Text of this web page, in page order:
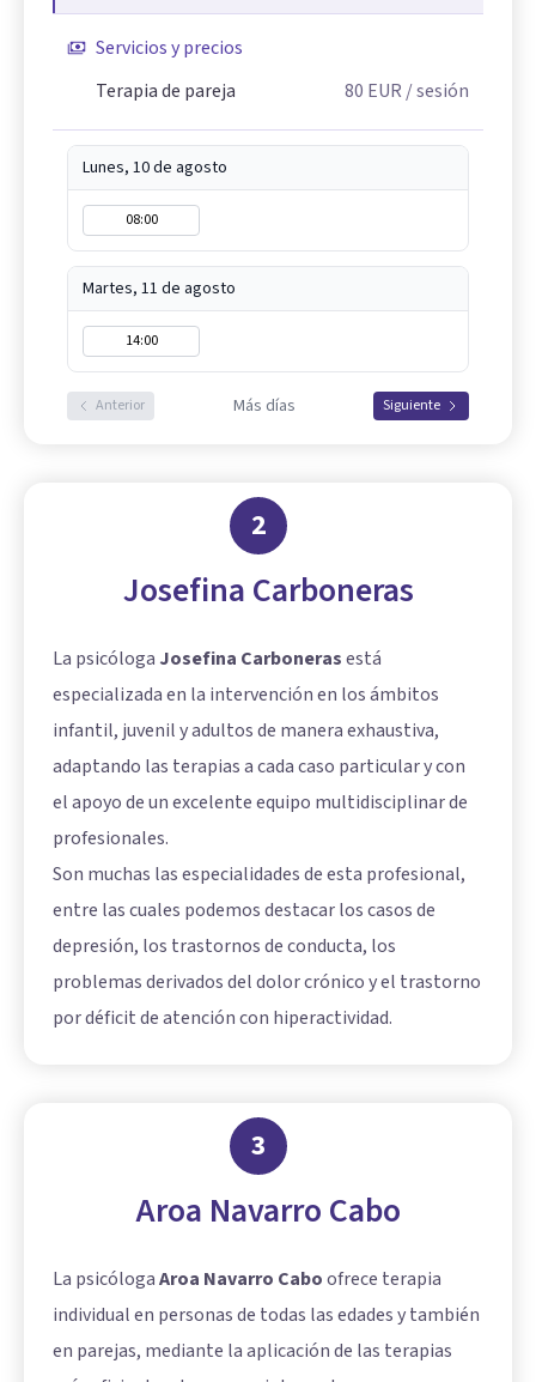
Servicios y precios
Terapia de pareja
80 EUR / sesión
Lunes, 10 de agosto
08:00
Martes, 11 de agosto
14:00
Anterior Más días Siguiente
2
Josefina Carboneras
La psicóloga Josefina Carbonerasestá
especializada en la intervención en los ámbitos
infantil, juvenil y adultos de manera exhaustiva,
adaptando las terapias a cada caso particular y con
el apoyo de un excelente equipo multidisciplinar de
profesionales.
Son muchas las especialidades de esta profesional,
entre las cuales podemos destacar los casos de
depresión, los trastornos de conducta, los
problemas derivados del dolor crónico y el trastorno
por déficit de atención con hiperactividad.
3
Aroa Navarro Cabo
La psicólogaAroa Navarro Caboofrece terapia
individual en personas de todas las edades y también
en parejas, mediante la aplicación de las terapias